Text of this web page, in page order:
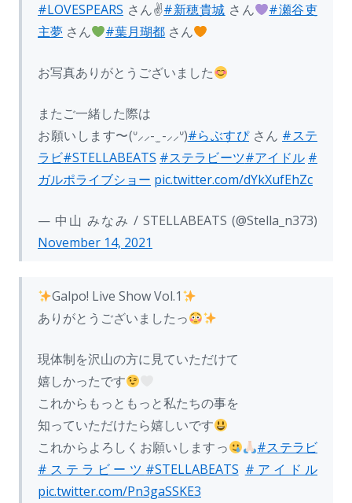
#LOVESPEARS さん✌️#新穂貴城 さん
#瀬谷吏
主夢 さん #葉月瑚都 さん
お写真ありがとうございました
またご一緒した際は
お願いします〜(ᐡ⸝⸝- ̫ -⸝⸝ᐡ)#らぶすぴさん #ステ
ラビ#STELLABEATS #ステラビーツ#アイドル #
ガルポライブショー pic.twitter.com/dYkXufEhZc
— 中山 みなみ / STELLABEATS (@Stella_n373)
November 14, 2021
Galpo! Live Show Vol.1
ありがとうございましたっ
現体制を沢山の方に見ていただけて
嬉しかったです
これからもっともっと私たちの事を
知っていただけたら嬉しいです
これからよろしくお願いしますっ
#ステラビ
#ステラビーツ #STELLABEATS #アイドル
pic.twitter.com/Pn3gaSSKE3